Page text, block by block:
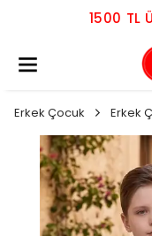
1500 TL
Erkek Çocuk Erkek